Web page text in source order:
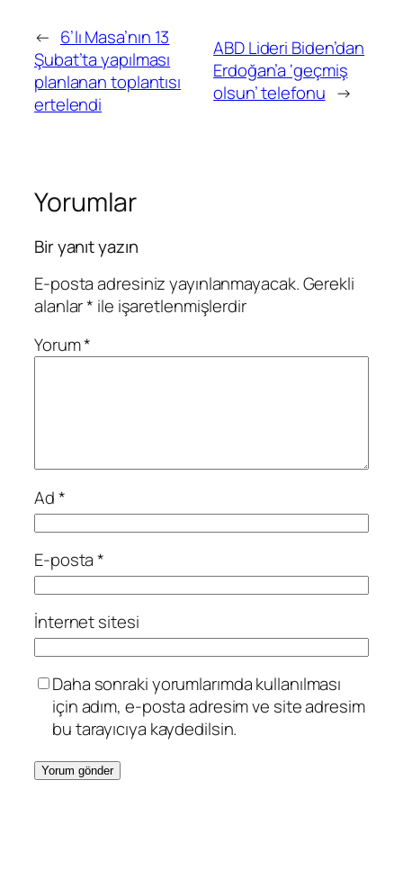
← 6’lı Masa’nın 13
Şubat’ta yapılması
planlanan toplantısı
ertelendi
ABD Lideri Biden’dan
Erdoğan’a ‘geçmiş
olsun’ telefonu →
Yorumlar
Bir yanıt yazın
E-posta adresiniz yayınlanmayacak.Gerekli
alanlar* ile işaretlenmişlerdir
Yorum*
Ad*
E-posta*
İnternet sitesi
Daha sonraki yorumlarımda kullanılması
için adım, e-posta adresim ve site adresim
bu tarayıcıya kaydedilsin.